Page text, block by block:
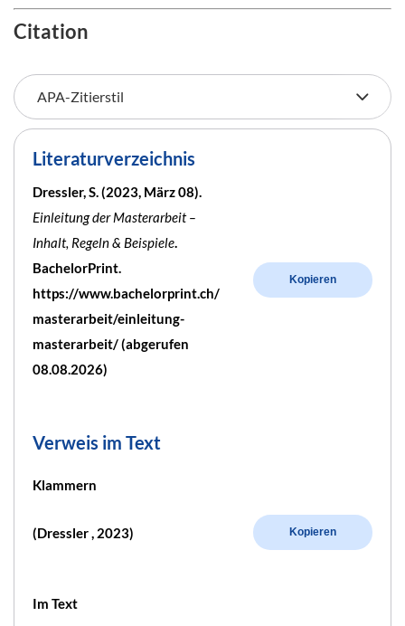
Citation
Literaturverzeichnis
Dressler, S. (2023, März 08).
Einleitung der Masterarbeit –
Inhalt, Regeln & Beispiele.
BachelorPrint.
https://www.bachelorprint.ch/
masterarbeit/einleitung-
masterarbeit/ (abgerufen
08.08.2026)
Kopieren
Verweis im Text
Klammern
(Dressler , 2023) Kopieren
Im Text